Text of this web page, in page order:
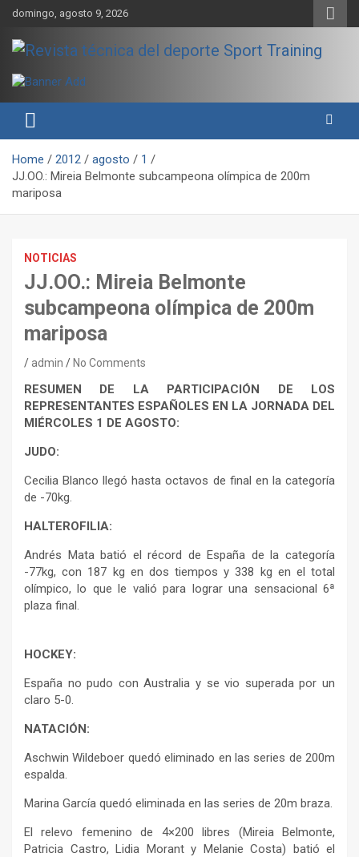
Skip
content
domingo, agosto 9, 2026
Revista técnica del deporte
Sport Training
rendimiento, nutrición y entrenamiento.
Home 2012 agosto
1
JJ.OO.: Mireia Belmonte subcampeona olímpica de 200m
mariposa
NOTICIAS
JJ.OO.: Mireia Belmonte
subcampeona olímpica de 200m
mariposa
admin No Comments
RESUMEN DE LA PARTICIPACIÓN DE LOS
REPRESENTANTES ESPAÑOLES EN LA JORNADA DEL
MIÉRCOLES 1 DE AGOSTO:
JUDO:
Cecilia Blanco llegó hasta octavos de final en la categoría
de -70kg.
HALTEROFILIA:
Andrés Mata batió el récord de España de la categoría
-77kg, con 187 kg en dos tiempos y 338 kg en el total
olímpico, lo que le valió para lograr una sensacional 6ª
plaza final.
HOCKEY:
España no pudo con Australia y se vio superada por un
claro 5-0.
NATACIÓN:
Aschwin Wildeboer quedó eliminado en las series de 200m
espalda.
Marina García quedó eliminada en las series de 20m braza.
El relevo femenino de 4×200 libres (Mireia Belmonte,
Patricia Castro, Lidia Morant y Melanie Costa) batió el